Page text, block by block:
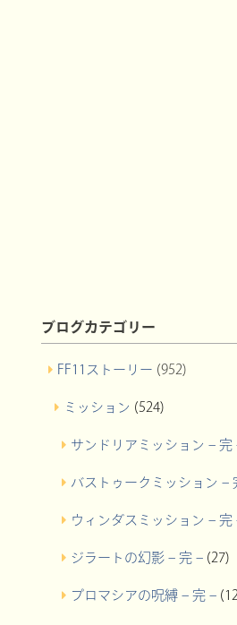
ブログカテゴリー
FF11ストーリー (952)
ミッション (524)
サンドリアミッション – 完
バストゥークミッション –
ウィンダスミッション – 完
ジラートの幻影 – 完 –(27)
プロマシアの呪縛 – 完 –